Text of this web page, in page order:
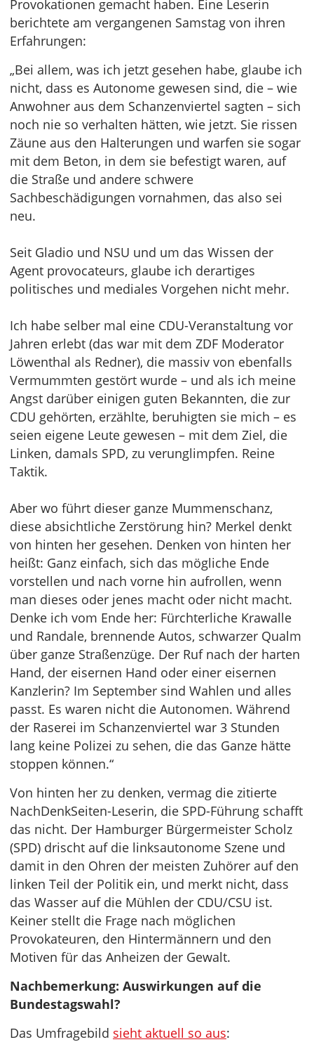
Provokationen gemacht haben. Eine Leserin
berichtete am vergangenen Samstag von ihren
Erfahrungen:
„Bei allem, was ich jetzt gesehen habe, glaube ich
nicht, dass es Autonome gewesen sind, die – wie
Anwohner aus dem Schanzenviertel sagten – sich
noch nie so verhalten hätten, wie jetzt. Sie rissen
Zäune aus den Halterungen und warfen sie sogar
mit dem Beton, in dem sie befestigt waren, auf
die Straße und andere schwere
Sachbeschädigungen vornahmen, das also sei
neu.
Seit Gladio und NSU und um das Wissen der
Agent provocateurs, glaube ich derartiges
politisches und mediales Vorgehen nicht mehr.
Ich habe selber mal eine CDU-Veranstaltung vor
Jahren erlebt (das war mit dem ZDF Moderator
Löwenthal als Redner), die massiv von ebenfalls
Vermummten gestört wurde – und als ich meine
Angst darüber einigen guten Bekannten, die zur
CDU gehörten, erzählte, beruhigten sie mich – es
seien eigene Leute gewesen – mit dem Ziel, die
Linken, damals SPD, zu verunglimpfen. Reine
Taktik.
Aber wo führt dieser ganze Mummenschanz,
diese absichtliche Zerstörung hin? Merkel denkt
von hinten her gesehen. Denken von hinten her
heißt: Ganz einfach, sich das mögliche Ende
vorstellen und nach vorne hin aufrollen, wenn
man dieses oder jenes macht oder nicht macht.
Denke ich vom Ende her: Fürchterliche Krawalle
und Randale, brennende Autos, schwarzer Qualm
über ganze Straßenzüge. Der Ruf nach der harten
Hand, der eisernen Hand oder einer eisernen
Kanzlerin? Im September sind Wahlen und alles
passt. Es waren nicht die Autonomen. Während
der Raserei im Schanzenviertel war 3 Stunden
lang keine Polizei zu sehen, die das Ganze hätte
stoppen können.“
Von hinten her zu denken, vermag die zitierte
NachDenkSeiten-Leserin, die SPD-Führung schafft
das nicht. Der Hamburger Bürgermeister Scholz
(SPD) drischt auf die linksautonome Szene und
damit in den Ohren der meisten Zuhörer auf den
linken Teil der Politik ein, und merkt nicht, dass
das Wasser auf die Mühlen der CDU/CSU ist.
Keiner stellt die Frage nach möglichen
Provokateuren, den Hintermännern und den
Motiven für das Anheizen der Gewalt.
Nachbemerkung: Auswirkungen auf die
Bundestagswahl?
Das Umfragebild sieht aktuell so aus: